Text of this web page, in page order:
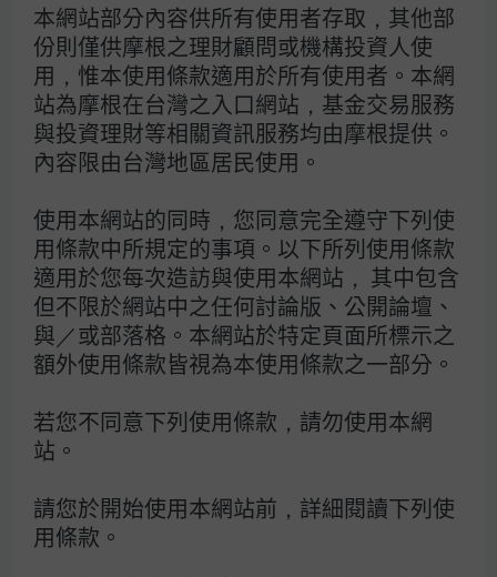
本網站部分內容供所有使用者存取，其他部
份則僅供摩根之理財顧問或機構投資人使
用，惟本使用條款適用於所有使用者。本網
站為摩根在台灣之入口網站，基金交易服務
與投資理財等相關資訊服務均由摩根提供。
內容限由台灣地區居民使用。
使用本網站的同時，您同意完全遵守下列使
用條款中所規定的事項。以下所列使用條款
適用於您每次造訪與使用本網站， 其中包含
但不限於網站中之任何討論版、公開論壇、
與／或部落格。本網站於特定頁面所標示之
額外使用條款皆視為本使用條款之一部分。
若您不同意下列使用條款，請勿使用本網
站。
請您於開始使用本網站前，詳細閱讀下列使
用條款。
境外基金投資大陸地區證券市場之有價證券，僅限
掛牌上市之有價證券，且除了取得主管機關特別核
准外，境外基金不得超過淨資產價值之20%，投資
人亦須留意中國市場特定政治、經濟與市場等投資
風險。
由於非投資等級債券之信用評等未達投資等級或未
投資等級債券為訴求之基金可能會因利率上升、市
場流動性下降，或債券發行機構違約不支付本金、
利息或破產而蒙受虧損。非投資等級債券基金不適
合無法承擔相關風險之投資人，投資人投資以非投
資等級債券為訴求之基金不宜佔其投資組合過高之
比重。
投資非投資等級債券之基金可能投資美國Rule
144A債券（境內基金投資比例最高可達基金總資
產30%），該債券屬私募性質，易發生流動性不
足，財務訊息揭露不完整或價格不透明導致高波動
投資人因不同時間進場，將有不同之投資績效，過
去之績效亦不代表未來績效之保證。